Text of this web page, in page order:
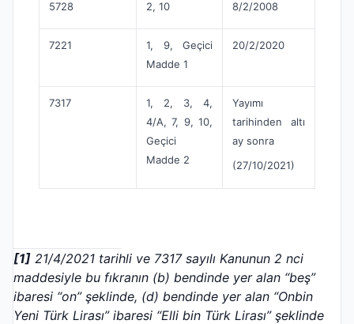
5728 2, 10 8/2/2008
7221
1, 9, Geçici
Madde 1
20/2/2020
7317
1, 2, 3, 4,
4/A, 7, 9, 10,
Geçici
Madde 2
Yayımı
tarihinden altı
ay sonra
(27/10/2021)
[1] 21/4/2021 tarihli ve 7317 sayılı Kanunun 2 nci
maddesiyle bu fıkranın (b) bendinde yer alan “beş”
ibaresi “on” şeklinde, (d) bendinde yer alan “Onbin
Yeni Türk Lirası” ibaresi “Elli bin Türk Lirası” şeklinde